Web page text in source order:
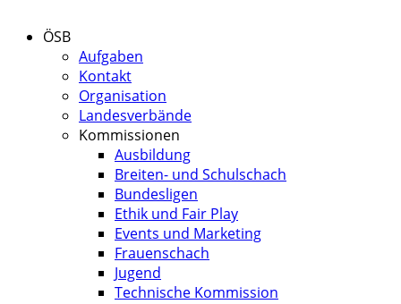
ÖSB
Aufgaben
Kontakt
Organisation
Landesverbände
Kommissionen
Ausbildung
Breiten- und Schulschach
Bundesligen
Ethik und Fair Play
Events und Marketing
Frauenschach
Jugend
Technische Kommission